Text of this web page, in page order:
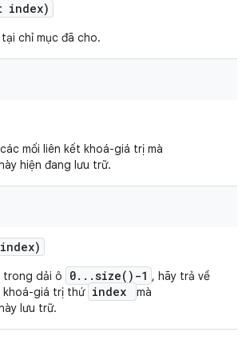
index)
chỉ mục đã cho.
mối liên kết khoá-giá trị mà
hiện đang lưu trữ.
trong dải ô 0...size()-1 , hãy trả về
khoá-giá trị thứ index
mà
lưu trữ.